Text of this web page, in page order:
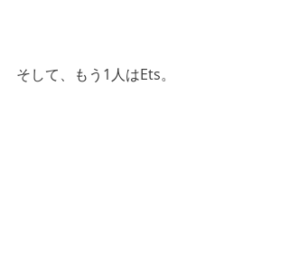
そして、もう1人はEts。